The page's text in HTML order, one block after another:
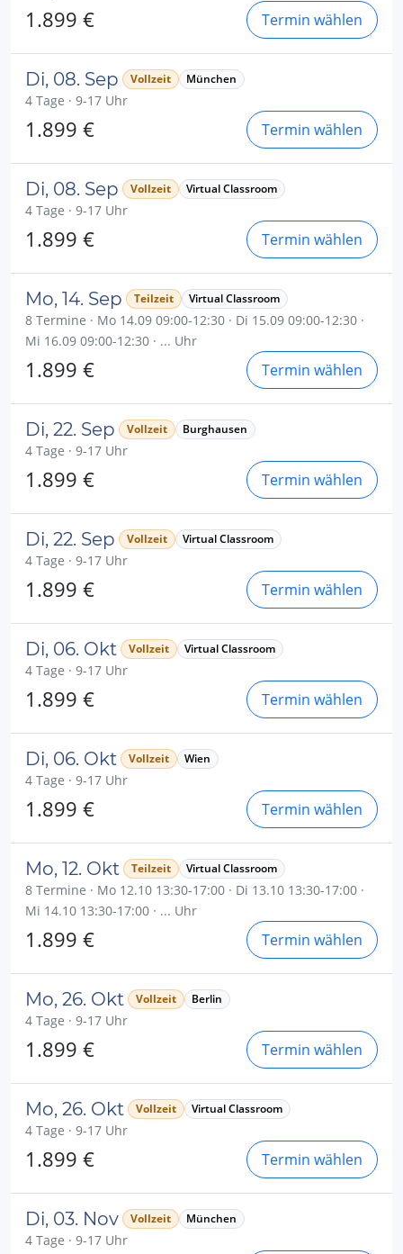
1.899 € Termin wählen
Di, 08. Sep Vollzeit München
4 Tage · 9-17 Uhr
1.899 € Termin wählen
Di, 08. Sep Vollzeit Virtual Classroom
4 Tage · 9-17 Uhr
1.899 € Termin wählen
Mo, 14. Sep Teilzeit Virtual Classroom
8 Termine · Mo 14.09 09:00-12:30 · Di 15.09 09:00-12:30 ·
Mi 16.09 09:00-12:30 · ... Uhr
1.899 € Termin wählen
Di, 22. Sep Vollzeit Burghausen
4 Tage · 9-17 Uhr
1.899 € Termin wählen
Di, 22. Sep Vollzeit Virtual Classroom
4 Tage · 9-17 Uhr
1.899 € Termin wählen
Di, 06. Okt Vollzeit Virtual Classroom
4 Tage · 9-17 Uhr
1.899 € Termin wählen
Di, 06. Okt Vollzeit Wien
4 Tage · 9-17 Uhr
1.899 € Termin wählen
Mo, 12. Okt Teilzeit Virtual Classroom
8 Termine · Mo 12.10 13:30-17:00 · Di 13.10 13:30-17:00 ·
Mi 14.10 13:30-17:00 · ... Uhr
1.899 € Termin wählen
Mo, 26. Okt Vollzeit Berlin
4 Tage · 9-17 Uhr
1.899 € Termin wählen
Mo, 26. Okt Vollzeit Virtual Classroom
4 Tage · 9-17 Uhr
1.899 € Termin wählen
Di, 03. Nov Vollzeit München
4 Tage · 9-17 Uhr